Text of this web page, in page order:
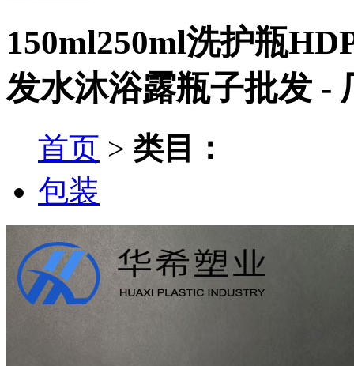
150ml250ml洗护瓶
发水沐浴露瓶子批发 -
首页 > 类目：
包装